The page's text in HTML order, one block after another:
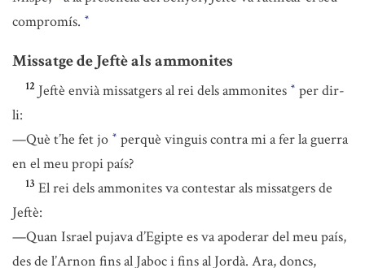
compromís. *
Missatge de Jeftè als ammonites
12 Jeftè envià missatgers al rei dels ammonites * per dir-
li:
—Què t’he fet jo * perquè vinguis contra mi a fer la guerra
en el meu propi país?
13 El rei dels ammonites va contestar als missatgers de
Jeftè:
—Quan Israel pujava d’Egipte es va apoderar del meu país,
des de l’Arnon fins al Jaboc i fins al Jordà. Ara, doncs,